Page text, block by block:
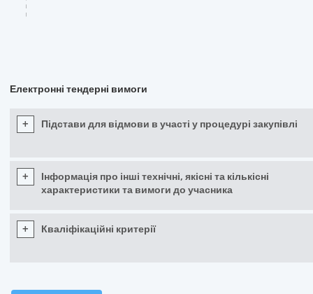
Електронні тендерні вимоги
+ Підстави для відмови в участі у процедурі закупівлі
+
Інформація про інші технічні, якісні та кількісні
характеристики та вимоги до учасника
+ Кваліфікаційні критерії